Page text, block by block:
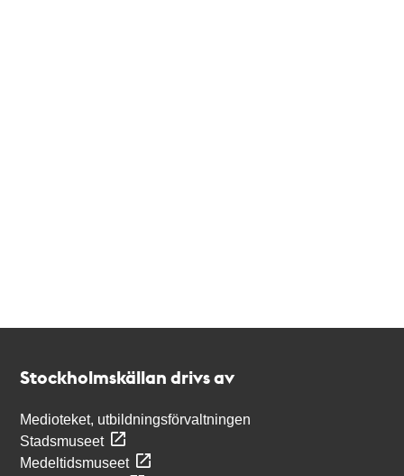
Stockholmskällan drivs av
Medioteket, utbildningsförvaltningen
Stadsmuseet
Medeltidsmuseet